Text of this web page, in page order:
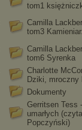
tom1
Camilla
tom3
Camilla
tom6 Syrenka
Charlotte
Dziki, mroczny
Dokumenty
Gerritsen Tess
umarłych
Popczyński)